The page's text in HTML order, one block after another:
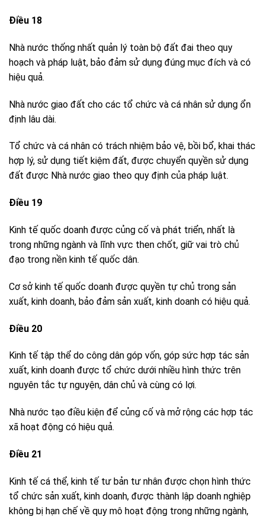
Điều 18
Nhà nước thống nhất quản lý toàn bộ đất đai theo quy
hoạch và pháp luật, bảo đảm sử dụng đúng mục đích và có
hiệu quả.
Nhà nước giao đất cho các tổ chức và cá nhân sử dụng ổn
định lâu dài.
Tổ chức và cá nhân có trách nhiệm bảo vệ, bồi bổ, khai thác
hợp lý, sử dụng tiết kiệm đất, được chuyển quyền sử dụng
đất được Nhà nước giao theo quy định của pháp luật.
Điều 19
Kinh tế quốc doanh được củng cố và phát triển, nhất là
trong những ngành và lĩnh vực then chốt, giữ vai trò chủ
đạo trong nền kinh tế quốc dân.
Cơ sở kinh tế quốc doanh được quyền tự chủ trong sản
xuất, kinh doanh, bảo đảm sản xuất, kinh doanh có hiệu quả.
Điều 20
Kinh tế tập thể do công dân góp vốn, góp sức hợp tác sản
xuất, kinh doanh được tổ chức dưới nhiều hình thức trên
nguyên tắc tự nguyện, dân chủ và cùng có lợi.
Nhà nước tạo điều kiện để củng cố và mở rộng các hợp tác
xã hoạt động có hiệu quả.
Điều 21
Kinh tế cá thể, kinh tế tư bản tư nhân được chọn hình thức
tổ chức sản xuất, kinh doanh, được thành lập doanh nghiệp
không bị hạn chế về quy mô hoạt động trong những ngành,